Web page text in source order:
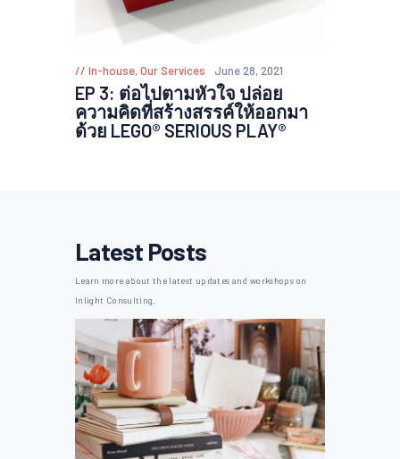
In-house,Our Services June 28, 2021
EP 3: ต่อไปตามหัวใจ ปล่อย
ความคิดที่สร้างสรรค์ให้ออกมา
ด้วย LEGO® SERIOUS PLAY®
Latest Posts
Learn more about the latest updates and workshops on
Inlight Consulting.